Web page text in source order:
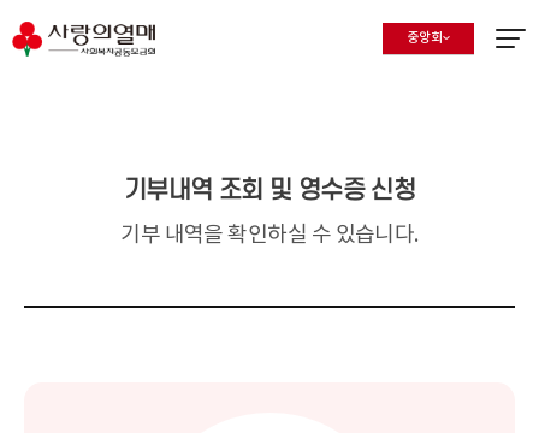
지회 선택 목록 열기
현재 선택된 지회
중앙회
기부내역 조회 및 영수증 신청
기부 내역을 확인하실 수 있습니다.